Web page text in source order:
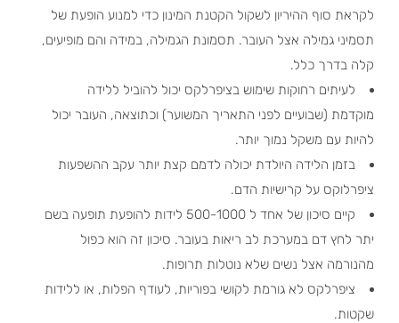
לקראת סוף ההיריון לשקול הקטנת המינון כדי למנוע הופעת של
תסמיני גמילה אצל העובר. תסמונת הגמילה, במידה והם מופיעים,
קלה בדרך כלל.
לעיתים רחוקות שימוש בציפרלקס יכול להוביל ללידה
מוקדמת (שבועיים לפני התאריך המשוער) וכתוצאה, העובר יכול
להיות עם משקל נמוך יותר.
בזמן הלידה היולדת יכולה לדמם קצת יותר עקב ההשפעות
ציפרלוקס על קרישיות הדם.
קיים סיכון של אחד ל 500-1000 לידות להופעת תופעה בשם
יתר לחץ דם במערכת לב ריאות בעובר. סיכון זה הוא כפול
מהנורמה אצל נשים שלא נוטלות תרופות.
ציפרלקס לא גורמת לקושי בפוריות, לעודף הפלות, או ללידות
שקטות.